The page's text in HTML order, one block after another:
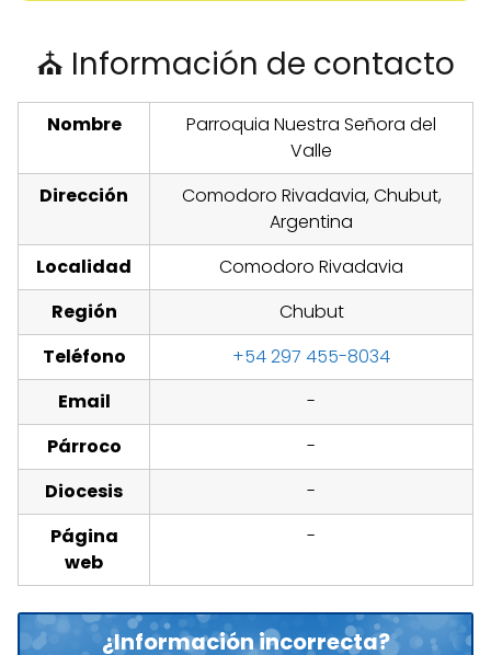
⛪ Información de contacto
Nombre
Parroquia Nuestra Señora del
Valle
Dirección
Comodoro Rivadavia, Chubut,
Argentina
Localidad
Comodoro Rivadavia
Región
Chubut
Teléfono
+54 297 455-8034
Email
-
Párroco
-
Diocesis
-
Página
web
-
¿Información incorrecta?